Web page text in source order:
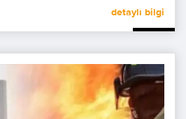
detaylı bilgi